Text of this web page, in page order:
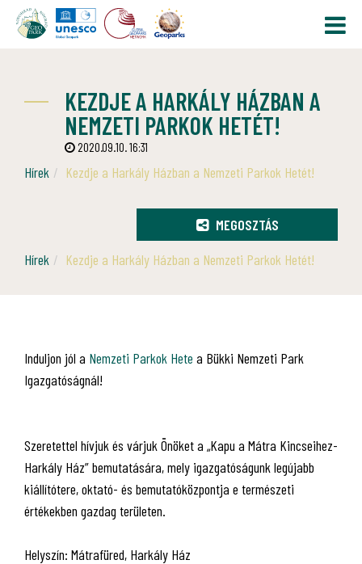
KEZDJE A HARKÁLY HÁZBAN A
NEMZETI PARKOK HETÉT!
2020.09.10. 16:31
Hírek Kezdje a Harkály Házban a Nemzeti Parkok Hetét!
MEGOSZTÁS
Hírek
Kezdje a Harkály Házban a Nemzeti Parkok Hetét!
Induljon jól a Nemzeti Parkok Hete a Bükki Nemzeti Park
Igazgatóságnál!
Szeretettel hívjuk és várjuk Önöket a „Kapu a Mátra Kincseihez-
Harkály Ház” bemutatására, mely igazgatóságunk legújabb
kiállítótere, oktató- és bemutatóközpontja e természeti
értékekben gazdag területen.
Helyszín: Mátrafüred, Harkály Ház